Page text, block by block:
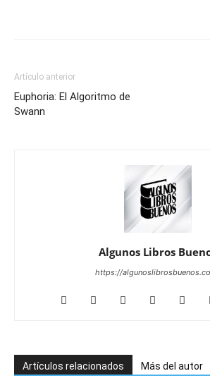
Artículo anterior
Euphoria: El Algoritmo de
Swann
Algunos Libros
https://
Artículos relacionados Más del autor